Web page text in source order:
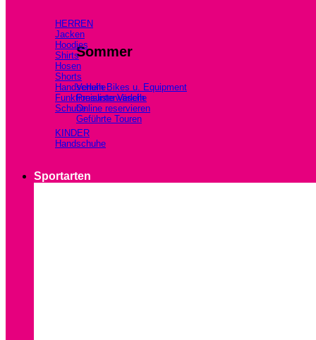
Sommer
Verleih Bikes u. Equipment
Preisliste Verleih
Online reservieren
Geführte Touren
HERREN
Jacken
Hoodies
Shirts
Hosen
Shorts
Handschuhe
Funktionsunterwäsche
Schuhe
KINDER
Handschuhe
Sportarten